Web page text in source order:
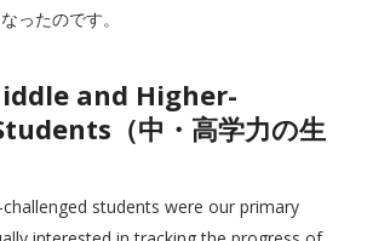
ったのです。
and Higher-
（中・高学力の生
students were our primary